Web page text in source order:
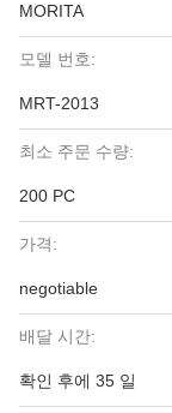
MORITA
모델 번호:
MRT-2013
최소 주문 수량:
200 PC
가격:
negotiable
배달 시간:
확인 후에 35 일